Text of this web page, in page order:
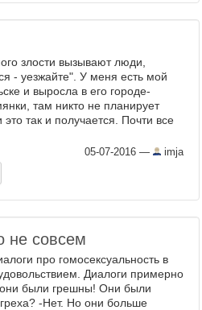
злости вызывают люди,
- уезжайте". У меня есть мой
и выросла в его городе-
там никто не планирует
так и получается. Почти все
05-07-2016 — imja
не совсем
про гомосексуальность в
Диалоги примерно
были грешны! Они были
-Нет. Но они больше